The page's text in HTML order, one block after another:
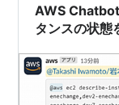
AWS
タンスの状態